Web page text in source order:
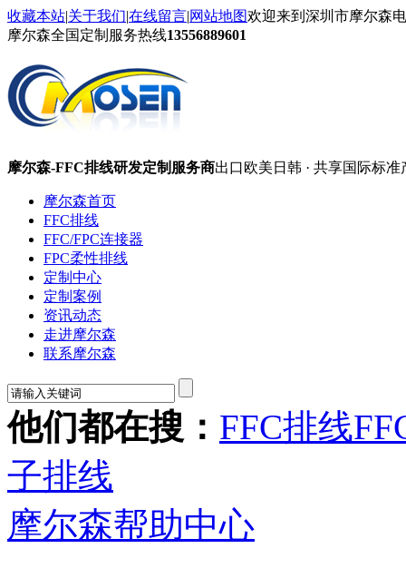
收藏本站|关于我们|在线留言|网站地图欢迎来到深圳市摩尔森
摩尔森全国定制服务热线13556889601
摩尔森-FFC排线研发定制服务商出口欧美日韩 · 共享国际标准
摩尔森首页
FFC排线
FFC/FPC连接器
FPC柔性排线
定制中心
定制案例
资讯动态
走进摩尔森
联系摩尔森
他们都在搜： FFC排线
子排线
摩尔森帮助中心